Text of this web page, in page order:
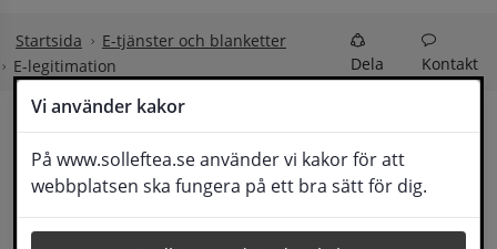
Vi använder kakor
På www.solleftea.se använder vi kakor för att
webbplatsen ska fungera på ett bra sätt för dig.
Startsida
E-tjänster och blanketter
E-legitimation
Dela Kontakt
E-legitimation
E-legitimation är en elektronisk id-handling som